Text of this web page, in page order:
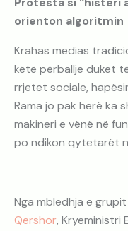
orienton algoritmin
Krahas medias
këtë përballje duket
rrjetet sociale,
Rama jo pak herë ka
makineri e vënë në
po ndikon qytetarët
Nga mbledhja e
Qershor, Kryeministri